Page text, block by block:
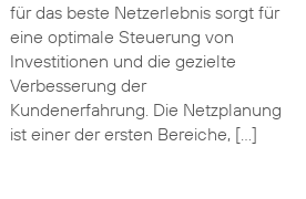
für das beste Netzerlebnis sorgt für
eine optimale Steuerung von
Investitionen und die gezielte
Verbesserung der
Kundenerfahrung. Die Netzplanung
ist einer der ersten Bereiche, […]